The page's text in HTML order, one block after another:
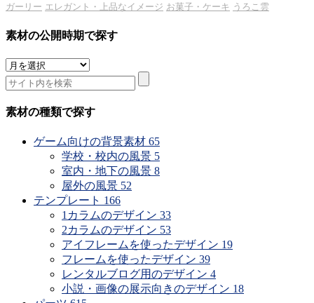
ガーリー エレガント・上品なイメージ お菓子・ケーキ うろこ雲
素材の公開時期で探す
素
材
の
公
素材の種類で探す
ゲーム向けの背景素材 65
学校・校内の風景 5
室内・地下の風景 8
屋外の風景 52
テンプレート 166
1カラムのデザイン 33
2カラムのデザイン 53
アイフレームを使ったデザイン 19
フレームを使ったデザイン 39
レンタルブログ用のデザイン 4
小説・画像の展示向きのデザイン 18